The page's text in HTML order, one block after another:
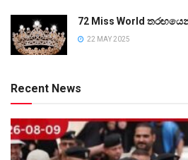
72 Miss World
22 MAY 2025
Recent News